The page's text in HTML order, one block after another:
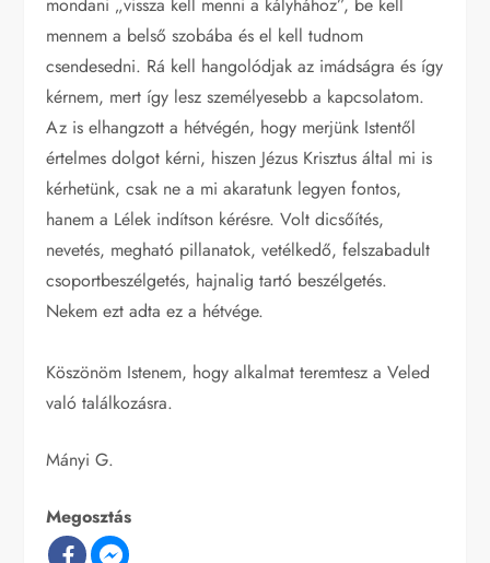
mondani „vissza kell menni a kályhához”, be kell
mennem a belső szobába és el kell tudnom
csendesedni. Rá kell hangolódjak az imádságra és így
kérnem, mert így lesz személyesebb a kapcsolatom.
Az is elhangzott a hétvégén, hogy merjünk Istentől
értelmes dolgot kérni, hiszen Jézus Krisztus által mi is
kérhetünk, csak ne a mi akaratunk legyen fontos,
hanem a Lélek indítson kérésre. Volt dicsőítés,
nevetés, megható pillanatok, vetélkedő, felszabadult
csoportbeszélgetés, hajnalig tartó beszélgetés.
Nekem ezt adta ez a hétvége.
Köszönöm Istenem, hogy alkalmat teremtesz a Veled
való találkozásra.
Mányi G.
Megosztás